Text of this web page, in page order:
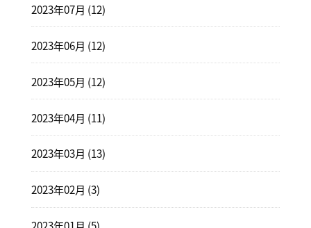
2023年07月 (12)
2023年06月 (12)
2023年05月 (12)
2023年04月 (11)
2023年03月 (13)
2023年02月 (3)